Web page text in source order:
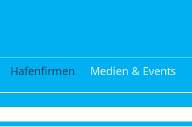
Hafenfirmen Medien & Events